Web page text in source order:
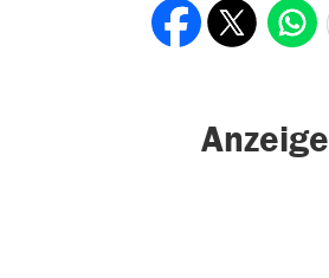
Anzeige